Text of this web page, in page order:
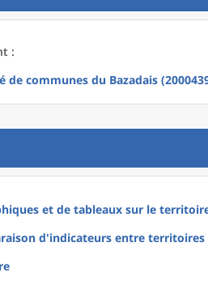
:
de communes du Bazadais
et de tableaux sur le
d'indicateurs entre territoires